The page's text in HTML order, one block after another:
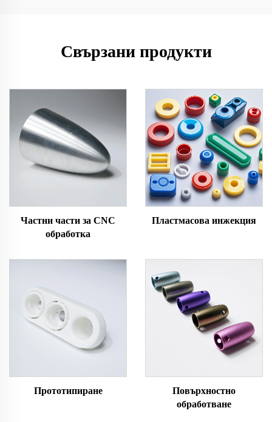
Свързани продукти
Частни части за CNC
обработка
Пластмасова инжекция
Прототипиране
Повърхностно
обработване